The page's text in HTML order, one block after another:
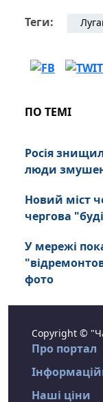
Теги:
ПО ТЕМІ
Росія
люди
Новий міст
чергова
У мережі
фото
Copyright ©
Про портал
Наші ціни